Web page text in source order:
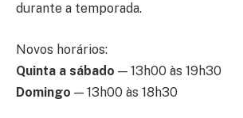
durante a temporada.
Novos horários:
Quinta a sábado — 13h00 às 19h30
Domingo — 13h00 às 18h30